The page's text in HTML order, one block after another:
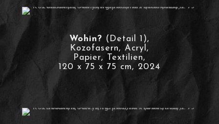
Wohin? (Detail 1),
Kozofasern, Acryl,
Papier, Textilien,
120 x 75 x 75 cm, 2024